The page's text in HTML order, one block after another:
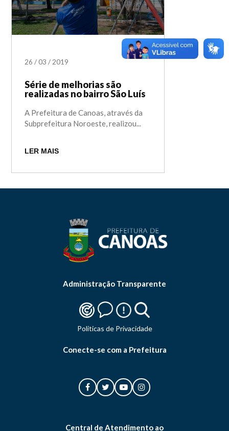
26 /03 /2019
Série de melhorias são
realizadas no bairro São Luís
A Prefeitura de Canoas, através da
Subprefeitura Noroeste, realizou...
LER MAIS
Administração Transparente
Politicas de Privacidade
Conecte-se com a Prefeitura
Central de Atendimento ao